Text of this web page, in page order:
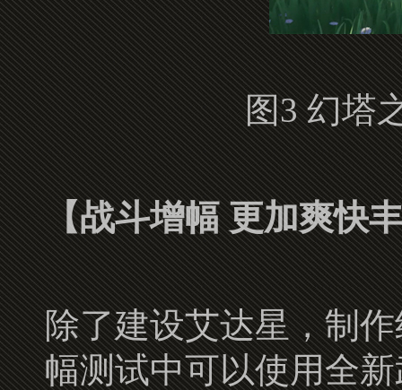
图3 幻塔
【战斗增幅 更加爽快
除了建设艾达星，制
幅测试中可以使用全